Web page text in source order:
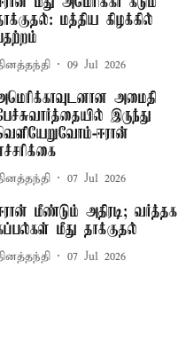
மத்திய கிழக்கில்
09 Jul 2026
அமைதி
இருந்து
ஈரான்
07 Jul 2026
மீண்டும் அதிரடி; வர்த்தக
மீது தாக்குதல்
07 Jul 2026